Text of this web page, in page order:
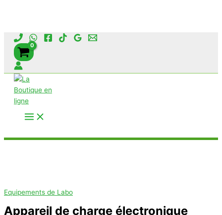
Aller
contenu
Equipements de Labo
Appareil de charge électronique